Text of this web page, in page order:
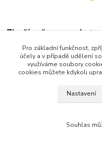
Zboží zařazeno v
Dětské oblečení
Dětské kalhoty
Pro základní funkčnost,
účely a v případě udělení
využíváme soubory
cookies můžete kdykoli
Nastavení
Souhlas